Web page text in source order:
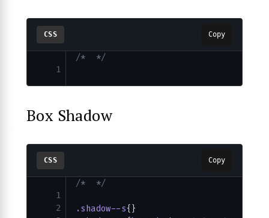
CSS Copy
1
/*  */
Box Shadow
CSS Copy
1
2
/*  */
.shadow--s{}